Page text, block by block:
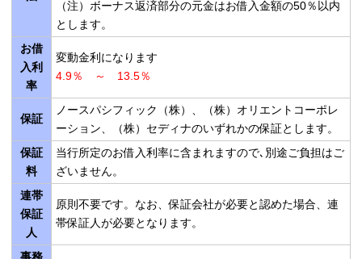
（注）ボーナス返済部分の元金はお借入金額の50％以内
とします。
お借
入利
率
変動金利になります
4.9％ ～ 13.5％
保証
ノースパシフィック（株）、（株）オリエントコーポレ
ーション、（株）セディナのいずれかの保証とします。
保証
料
当行所定のお借入利率に含まれますので､別途ご負担はご
ざいません。
連帯
保証
人
原則不要です。なお、保証会社が必要と認めた場合、連
帯保証人が必要となります。